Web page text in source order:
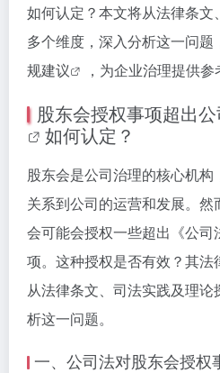
如何认定？本文将从法律条
多个维度，深入分析这一问题
规建议
，为企业治理提供参
股东会授权事项超出
如何认定？
股东会是公司治理的核心机
关系到公司的运营和发展。
会可能会授权一些超出《公
项。这种授权是否有效？其
从法律条文、司法实践及理
析这一问题。
一、公司法对股东会授权